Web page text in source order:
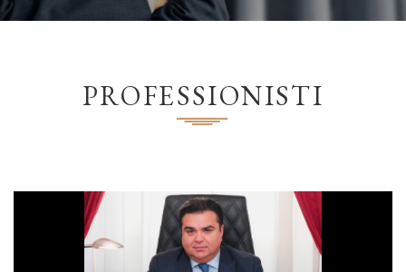
PROFESSIONISTI